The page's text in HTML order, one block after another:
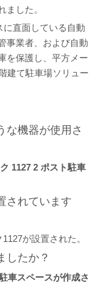
ました。
に直面している自動
事業者、および自動
を保護し、平方メー
建て駐車場ソリュー
な機器が使用さ
1127 2 ポスト駐車
されています
が設置された。
したか？
車スペースが作成さ